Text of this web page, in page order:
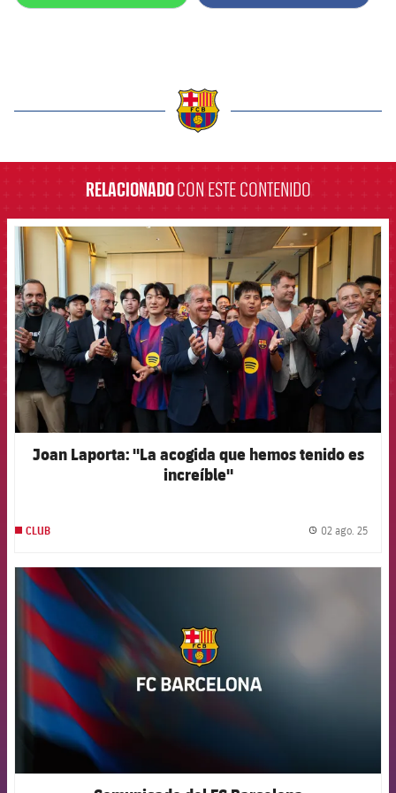
RELACIONADOCON ESTE CONTENIDO
FCB Barcelona badge
Joan Laporta: "La acogida que hemos tenido es
increíble"
CLUB 02 ago. 25